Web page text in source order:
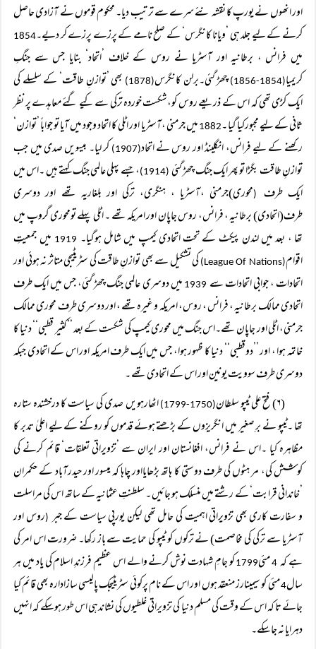
اور انھوں نے یورپ کا نقشہ نئے سرے سے ترتیب دیا۔ محکوم قوموں نے آزادی حاصل
کرنے کے لیے جلد ہی ’ویانا کانگرس‘ کے صلح نامے کے پرزے پرزے کر دیے۔1854
میں فرانس ، برطانیہ اور آسٹریا نے روس کے خلاف ’اتحاد‘ بنایا جس سے جنگِ
کریمیا(1854-1856) چھڑ گئی۔برلن کانگرس(1878)
بھی ’توازنِ طاقت‘ کے سلسلے کی
ایک کڑی تھی کہ اس کے ذریعے روس کو،شکست خوردہ ترکی سے کیے گئے معاہدے پر نظر
ثانی کے لیے مجبورکیا گیا ۔1882میں جرمنی ،آسٹریا اور اٹلی کا اتحاد وجود میں آیا تو جواباً ’توازن‘
رکھنے کے لیے فرانس، انگلینڈ اور روس نے اتحاد(1907)
کر لیا۔ بیسویں صدی میں جب
توازنِ طاقت بگڑا تو پھر ایک جنگ چھڑ گئی (1914)
، جسے پہلی عالمی جنگ کہتے ہیں ۔اس میں
ایک طرف (محوری)جرمنی ،آسٹریا ، ہنگری، ترکی اور بلغاریہ تھے اور دوسری
طرف(اتحادی) برطانیہ ، فرانس، روس جاپان اور امریکہ تھے ۔ اٹلی پہلے تومحوری گروپ میں
تھا ، بعد میں لندن پیکٹ کے تحت اتحادی کیمپ میں شامل ہوگیا۔
میں جمعیتِ
اقوام(League Of Nations)
کی تشکیل سے بھی توازنِ طاقت کی سٹریٹیجی متاثر نہ ہوئی اور
اتحادات ، جوابی اتحادات سے
میں دوسری عالمی جنگ چھڑ گئی، جس میں ایک طرف
اتحادی ممالک برطانیہ ، فرانس ، روس، امریکہ و غیرہ تھے ، اور دوسری طرف محوری ممالک
جرمنی، اٹلی اور جاپان تھے۔اس جنگ میں محوری کیمپ کی شکست کے بعد ’’کثیر قطبی‘‘ دنیا کا
خاتمہ ہوا ، اور ’’دوقطبی‘‘ دنیا کا ظہور ہوا، جس میں ایک طرف امریکہ اور اس کے اتحادی جبکہ
دوسری طرف سوویت یونین اور اس کے اتحادی تھے ۔
(۶) فتح علی ٹیپو سلطان
(1750-1799)
اٹھارہویں صدی کی سیاست کا درخشندہ ستارہ
تھا ۔ٹیپو نے برِ صغیر میں انگریزوں کے بڑھتے ہوئے قدموں کو روکنے کے لیے اعلیٰ تدبر کا
مظاہرہ کیا ۔اس نے فرانس، افغانستان اور ایران سے ’تزویراتی تعلقات‘ قائم کرنے کی
کوشش کی، مر ہٹوں کی طرف دوستی کا ہاتھ بڑھایااور چاہا کہ میسور اور حیدرآباد کے حکمران
’خاندانی قرابت‘ کے رشتے میں منسلک ہو جائیں ۔ سلطنتِ عثمانیہ کے ساتھ اس کی مراسلت
و سفارت کاری بھی تزویراتی اہمیت کی حامل تھی لیکن یورپی سیاست کے جبر (روس اور
آسٹریا سے ترکی کی مخاصمت) نے ترکوں کو ٹیپو کی حمایت سے باز رکھا۔ ضرورت اس امر کی
ہے کہ مئی1799کو جامِ شہادت نوش کرنے والے اس عظیم فرزندِ اسلام کی یاد میں ہر
سال4مئی کو سیمینارز منعقد ہوں اور اس کے نام پرکوئی سٹریٹیجک پالیسی سازادارہ بھی قائم کیا
جائے تا کہ اس کے وقت کی مسلم دنیا کی تزویراتی غلطیوں کی نشاندہی اس طور ہوسکے کہ انہیں
دہرایا نہ جاسکے۔